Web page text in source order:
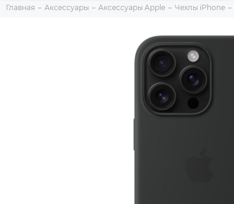
Главная Аксессуары Aксессуары Apple Чехлы iPhone